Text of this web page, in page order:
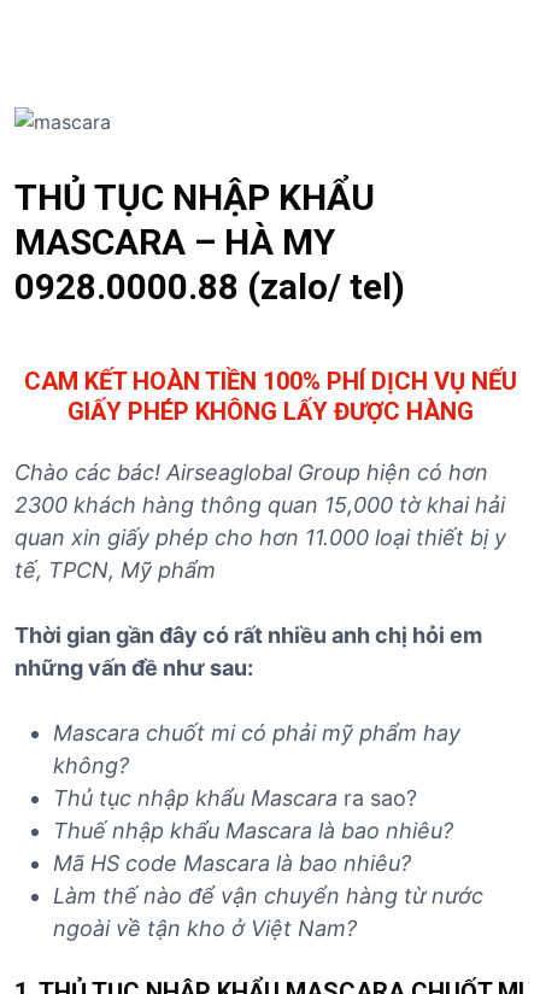
THỦ TỤC NHẬP KHẨU
MASCARA – HÀ MY
0928.0000.88 (zalo/ tel)
CAM KẾT HOÀN TIỀN 100% PHÍ DỊCH VỤ NẾU
GIẤY PHÉP KHÔNG LẤY ĐƯỢC HÀNG
Chào các bác! Airseaglobal Group hiện có hơn
2300 khách hàng thông quan 15,000 tờ khai hải
quan xin giấy phép cho hơn 11.000 loại thiết bị y
tế, TPCN, Mỹ phẩm
Thời gian gần đây có rất nhiều anh chị hỏi em
những vấn đề như sau:
Mascara chuốt mi có phải mỹ phẩm hay
không?
Thủ tục nhập khẩu Mascara ra sao?
Thuế nhập khẩu Mascara là bao nhiêu?
Mã HS code Mascara là bao nhiêu?
Làm thế nào để vận chuyển hàng từ nước
ngoài về tận kho ở Việt Nam?